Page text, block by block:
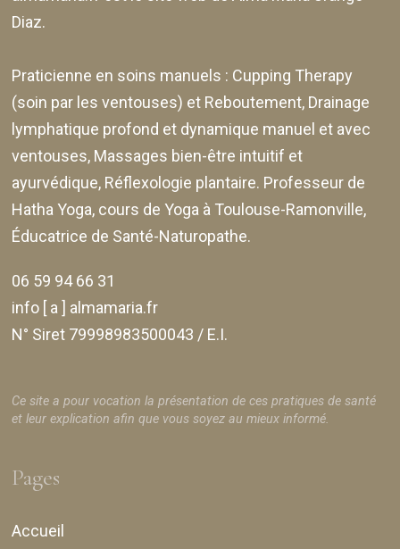
Diaz.
Praticienne en soins manuels : Cupping Therapy
(soin par les ventouses) et Reboutement, Drainage
lymphatique profond et dynamique manuel et avec
ventouses, Massages bien-être intuitif et
ayurvédique, Réflexologie plantaire. Professeur de
Hatha Yoga, cours de Yoga à Toulouse-Ramonville,
Éducatrice de Santé-Naturopathe.
06 59 94 66 31
info [ a ] almamaria.fr
N° Siret 79998983500043 / E.I.
Ce site a pour vocation la présentation de ces pratiques de santé
et leur explication afin que vous soyez au mieux informé.
Pages
Accueil